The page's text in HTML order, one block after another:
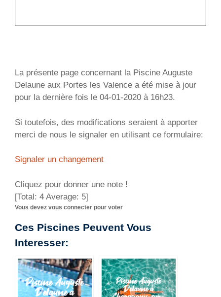
La présente page concernant la Piscine Auguste
Delaune aux Portes les Valence a été mise à jour
pour la dernière fois le 04-01-2020 à 16h23.
Si toutefois, des modifications seraient à apporter
merci de nous le signaler en utilisant ce formulaire:
Signaler un changement
Cliquez pour donner une note !
[Total: 4 Average: 5]
Vous devez vous connecter pour voter
Ces Piscines Peuvent Vous
Interesser: